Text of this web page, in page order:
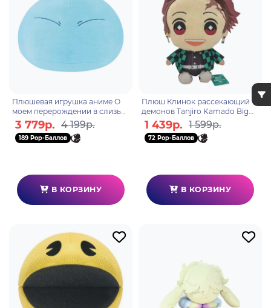
Плюшевая игрушка аниме О
моем перерождении в слизь
Rimuru Tempes 35см 86311
3 779р. 4 199р.
189 Pop-Баллов
В КОРЗИНУ
Плюш Клинок рассекающий
демонов Tanjiro Kamado Big
Plush 20cm 178852
1 439р. 1 599р.
72 Pop-Баллов
В КОРЗИНУ